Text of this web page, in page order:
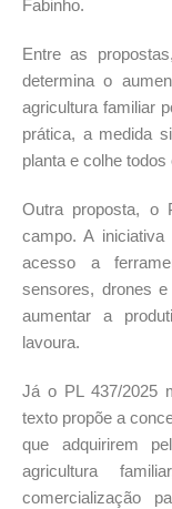
Fabinho.
Entre as
determina o
agricultura familiar
prática, a medida
planta e colhe todos
Outra proposta, o
campo. A iniciativa
acesso a
sensores, drones
aumentar a
lavoura.
Já o PL 437/2025
texto propõe a
que adquirirem
agricultura
comercialização